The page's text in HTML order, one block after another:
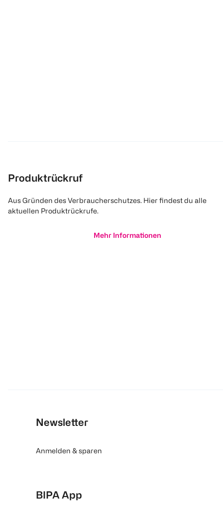
Produktrückruf
Aus Gründen des Verbraucherschutzes. Hier findest du alle
aktuellen Produktrückrufe.
Mehr Informationen
Newsletter
Anmelden & sparen
BIPA App